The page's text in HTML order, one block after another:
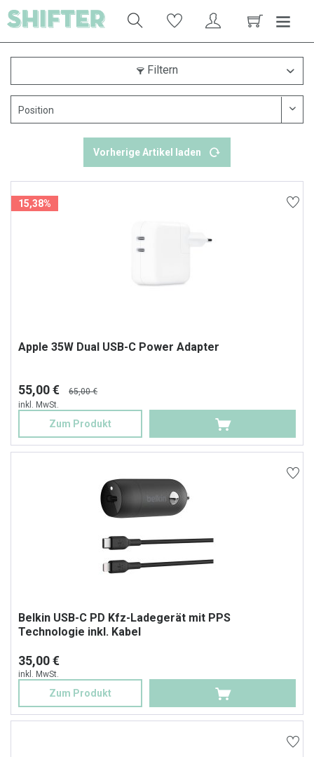
Filtern
Vorherige Artikel laden
15,38%
Apple 35W Dual USB-C Power Adapter
55,00 €
65,00 €
inkl. MwSt.
Zum Produkt
Belkin USB-C PD Kfz-Ladegerät mit PPS
Technologie inkl. Kabel
35,00 €
inkl. MwSt.
Zum Produkt